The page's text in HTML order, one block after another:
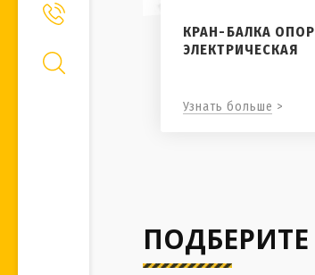
КРАН-БАЛКА
ЭЛЕКТРИЧЕСКАЯ
Узнать больше >